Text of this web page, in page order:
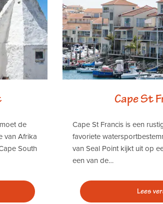
de
van Afrika
South
Cape St
Cape St Francis is een
favoriete
van Seal Point kijkt uit op
een van de…